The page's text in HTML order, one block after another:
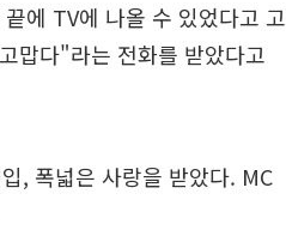
에 TV에 나올 수 있었다고 고
맙다"라는 전화를 받았다고
, 폭넓은 사랑을 받았다. MC